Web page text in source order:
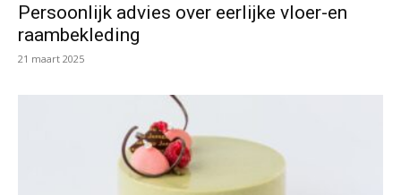
Persoonlijk advies over eerlijke vloer-en
raambekleding
21 maart 2025